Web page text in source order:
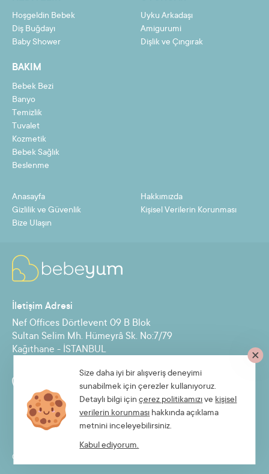
Hoşgeldin Bebek
Diş Buğdayı
Baby Shower
Uyku Arkadaşı
Amigurumi
Dişlik ve Çıngırak
BAKIM
Bebek Bezi
Banyo
Temizlik
Tuvalet
Kozmetik
Bebek Sağlık
Beslenme
Anasayfa
Hakkımızda
Gizlilik ve Güvenlik
Kişisel Verilerin Korunması
Bize Ulaşın
İletişim Adresi
Nef Offices Dörtlevent 09 B Blok
Sultan Selim Mh. Hümeyrâ Sk. No:7/79
Kağıthane - İSTANBUL
Destek Hattı
0850 885 30 71
© 2026 Bebeyum.com
Size daha iyi bir alışveriş deneyimi
sunabilmek için çerezler kullanıyoruz.
Detaylı bilgi içinçerez politikamızıve kişisel
verilerin korunması hakkında açıklama
metnini inceleyebilirsiniz.
Kabul ediyorum.